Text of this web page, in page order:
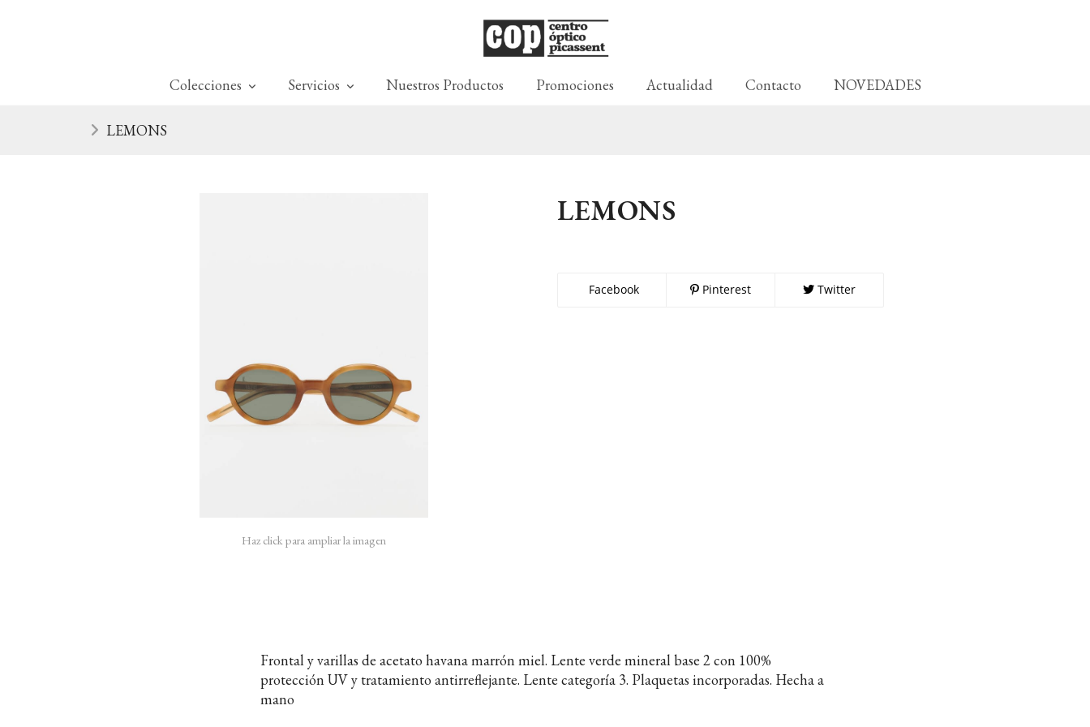
Colecciones Servicios Nuestros Productos Promociones Actualidad Contacto NOVEDADES
LEMONS
Haz click para ampliar la imagen
LEMONS
Facebook Pinterest Twitter
Frontal y varillas de acetato havana marrón miel. Lente verde mineral base 2 con 100%
protección UV y tratamiento antirreflejante. Lente categoría 3. Plaquetas incorporadas. Hecha a
mano